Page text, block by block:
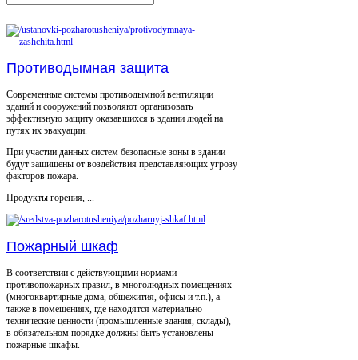
Противодымная защита
Современные системы противодымной вентиляции
зданий и сооружений позволяют организовать
эффективную защиту оказавшихся в здании людей на
путях их эвакуации.
При участии данных систем безопасные зоны в здании
будут защищены от воздействия представляющих угрозу
факторов пожара.
Продукты горения, ...
Пожарный шкаф
В соответствии с действующими нормами
противопожарных правил, в многолюдных помещениях
(многоквартирные дома, общежития, офисы и т.п.), а
также в помещениях, где находятся материально-
технические ценности (промышленные здания, склады),
в обязательном порядке должны быть установлены
пожарные шкафы.